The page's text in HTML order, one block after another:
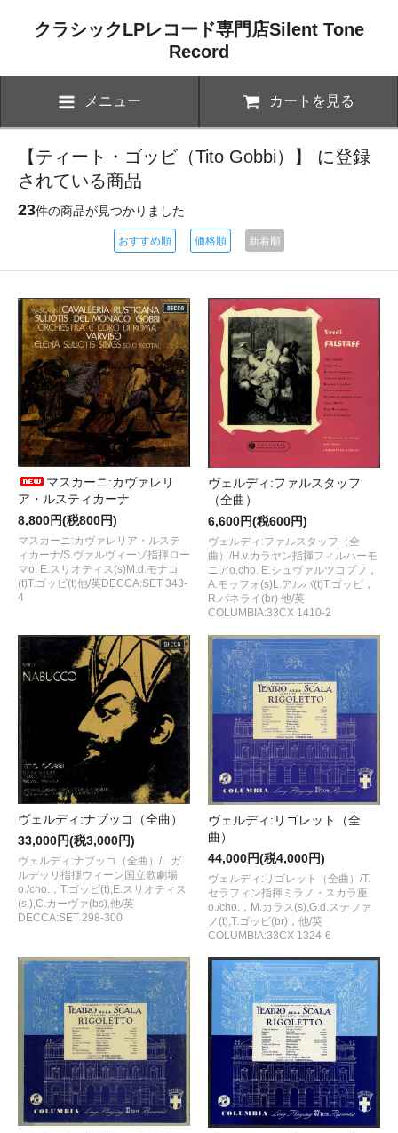
クラシックLPレコード専門店Silent Tone
Record
メニュー カートを見る
【ティート・ゴッビ（Tito Gobbi）】 に登録
されている商品
23件の商品が見つかりました
おすすめ順 価格順 新着順
マスカーニ:カヴァレリ
ア・ルスティカーナ
8,800円(税800円)
マスカーニ:カヴァレリア・ルステ
ィカーナ/S.ヴァルヴィーゾ指揮ロー
マo. E.スリオティス(s)M.d.モナコ
(t)T.ゴッビ(t)他/英DECCA:SET 343-
4
ヴェルディ:ファルスタッフ
（全曲）
6,600円(税600円)
ヴェルディ:ファルスタッフ（全
曲）/H.v.カラヤン指揮フィルハーモ
ニアo.cho. E.シュヴァルツコプフ，
A.モッフォ(s)L.アルバ(t)T.ゴッビ，
R.パネライ(br) 他/英
COLUMBIA:33CX 1410-2
ヴェルディ:ナブッコ（全曲）
33,000円(税3,000円)
ヴェルディ:ナブッコ（全曲）/L.ガ
ルデッリ指揮ウィーン国立歌劇場
o./cho.，T.ゴッビ(t),E.スリオティス
(s,),C.カーヴァ(bs),他/英
DECCA:SET 298-300
ヴェルディ:リゴレット（全
曲）
44,000円(税4,000円)
ヴェルディ:リゴレット（全曲）/T.
セラフィン指揮ミラノ・スカラ座
o./cho.，M.カラス(s),G.d.ステファ
ノ(t),T.ゴッビ(br)，他/英
COLUMBIA:33CX 1324-6